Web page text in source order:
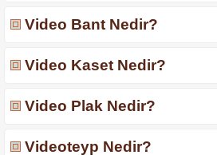
Video Bant Nedir?
Video Kaset Nedir?
Video Plak Nedir?
Videoteyp Nedir?